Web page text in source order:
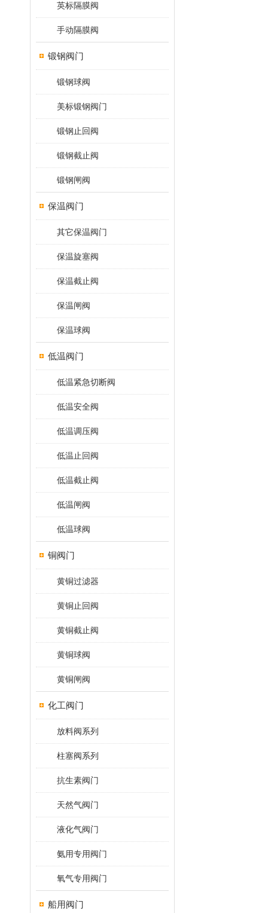
英标隔膜阀
手动隔膜阀
锻钢阀门
锻钢球阀
美标锻钢阀门
锻钢止回阀
锻钢截止阀
锻钢闸阀
保温阀门
其它保温阀门
保温旋塞阀
保温截止阀
保温闸阀
保温球阀
低温阀门
低温紧急切断阀
低温安全阀
低温调压阀
低温止回阀
低温截止阀
低温闸阀
低温球阀
铜阀门
黄铜过滤器
黄铜止回阀
黄铜截止阀
黄铜球阀
黄铜闸阀
化工阀门
放料阀系列
柱塞阀系列
抗生素阀门
天然气阀门
液化气阀门
氨用专用阀门
氧气专用阀门
船用阀门